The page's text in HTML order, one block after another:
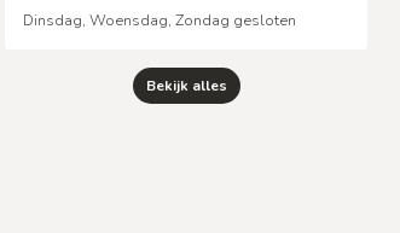
Dinsdag, Woensdag, Zondag gesloten
Bekijk alles